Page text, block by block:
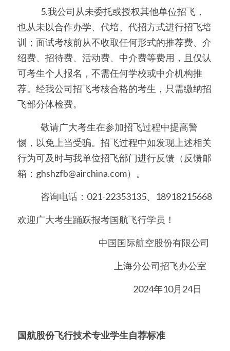
5.我公司从未委托或授权其他单位招飞，
也从未以合作办学、代培、代招方式进行招飞培
训；面试考核前从不收取任何形式的推荐费、介
绍费、招待费、活动费、中介费等费用，且仅认
可考生个人报名，不需任何学校或中介机构推
荐。经我公司招飞考核合格的考生，只需缴纳招
飞部分体检费。
敬请广大考生在参加招飞过程中提高警
惕，以免上当受骗。招飞过程中如发现上述相关
行为可及时与我单位招飞部门进行反馈（反馈邮
箱：ghshzfb@airchina.com）。
咨询电话：021-22353135、18918215668
欢迎广大考生踊跃报考国航飞行学员！
中国国际航空股份有限公司
上海分公司招飞办公室
2024年10月24日
国航股份飞行技术专业学生自荐标准